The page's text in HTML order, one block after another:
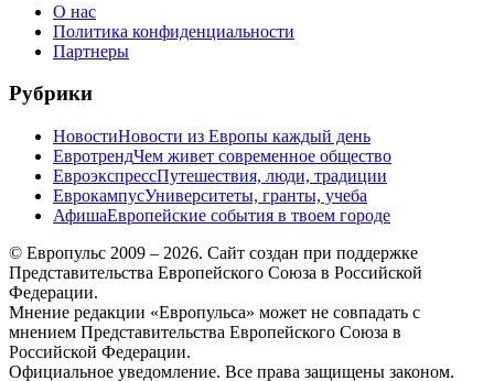
О нас
Политика конфиденциальности
Партнеры
Рубрики
НовостиНовости из Европы каждый день
ЕвротрендЧем живет современное общество
ЕвроэкспрессПутешествия, люди, традиции
ЕврокампусУниверситеты, гранты, учеба
АфишаЕвропейские события в твоем городе
© Европульс 2009 – 2026. Сайт создан при поддержке
Представительства Европейского Союза в Российской
Федерации.
Мнение редакции «Европульса» может не совпадать с
мнением Представительства Европейского Союза в
Российской Федерации.
Официальное уведомление. Все права защищены законом.